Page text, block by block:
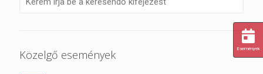
Közelgő események Események